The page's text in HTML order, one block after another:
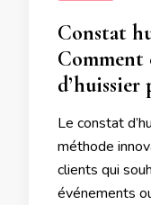
Constat
Comment
d’huissier
Le constat
méthode
clients qui
événements